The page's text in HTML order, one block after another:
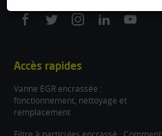
On
On
On
On
On
Accès rapides
Vanne EGR encrassée :
fonctionnement, nettoyage et
remplacement